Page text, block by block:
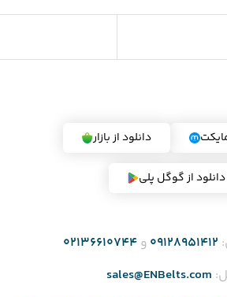
دانلود از بازار
دانلود از گوگل پلی
۰۹۱۲8951412 و۰2136610744
sales@ENBelts.com